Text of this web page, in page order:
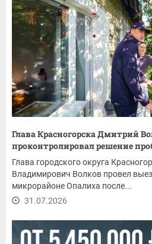
Глава Красногорска Дмитрий
проконтролировал решение
ремонт...
Глава городского округа
Владимирович Волков провел
микрорайоне Опалиха после...
31.07.2026